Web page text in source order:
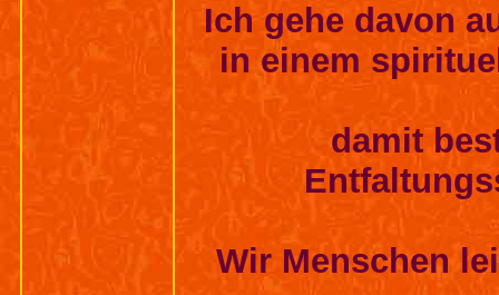
Ich gehe davon
in einem
damit
Wir Menschen